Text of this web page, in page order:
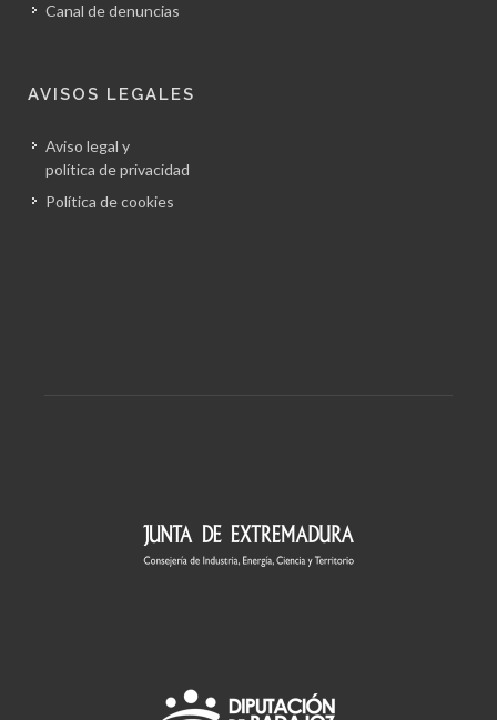
Canal de denuncias
AVISOS LEGALES
Aviso legal y
política de privacidad
Política de cookies